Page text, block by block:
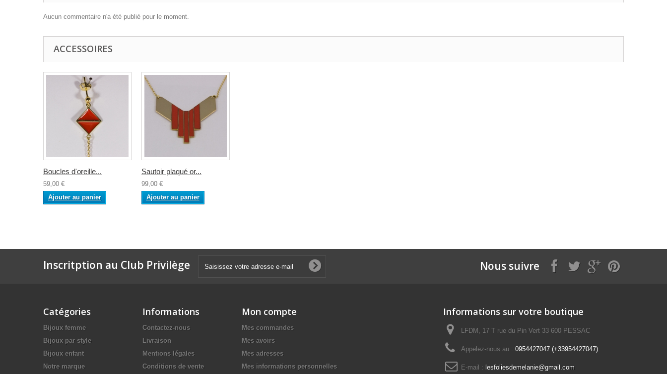
Aucun commentaire n'a été publié pour le moment.
ACCESSOIRES
Boucles d'oreille...
59,00 €
Ajouter au panier
Sautoir plaqué or...
99,00 €
Ajouter au panier
Inscritption au Club Privilège Nous suivre
Catégories
Bijoux femme
Bijoux par style
Bijoux enfant
Notre marque
Informations
Contactez-nous
Livraison
Mentions légales
Conditions de vente
Mon compte
Mes commandes
Mes avoirs
Mes adresses
Mes informations personnelles
Informations sur votre boutique
LFDM, 17 T rue du Pin Vert 33 600 PESSAC
Appelez-nous au : 0954427047 (+33954427047)
E-mail : lesfoliesdemelanie@gmail.com